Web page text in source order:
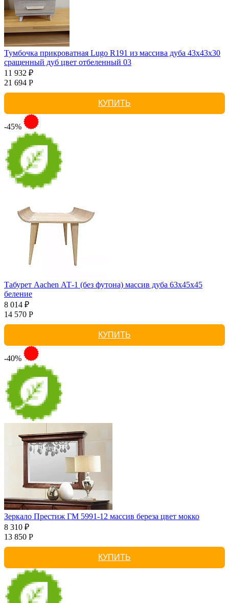
Тумбочка прикроватная Lugo R191 из массива дуба 43х43х30
сращенный дуб цвет отбеленный 03
11 932 ₽
21 694 Р
КУПИТЬ
-45%
Табурет Aachen АТ-1 (без футона) массив дуба 63х45х45
беление
8 014 ₽
14 570 Р
КУПИТЬ
-40%
Зеркало Престиж ГМ 5991-12 массив береза цвет мокко
8 310 ₽
13 850 Р
КУПИТЬ